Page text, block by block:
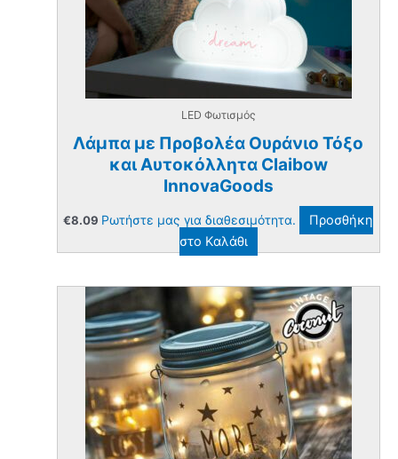
LED Φωτισμός
Λάμπα με Προβολέα Ουράνιο Τόξο
και Αυτοκόλλητα Claibow
InnovaGoods
€8.09 Ρωτήστε μας για διαθεσιμότητα.
Προσθήκη
στο Καλάθι